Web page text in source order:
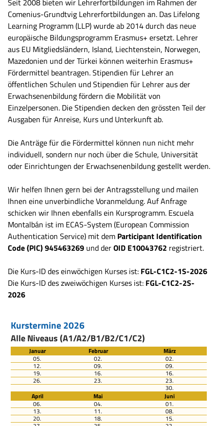
Comenius-Grundtvig Lehrerfortbildungen an. Das Lifelong
Learning Programm (LLP) wurde ab 2014 durch das neue
europäische Bildungsprogramm Erasmus+ ersetzt. Lehrer
aus EU Mitgliedsländern, Island, Liechtenstein, Norwegen,
Mazedonien und der Türkei können weiterhin Erasmus+
Fördermittel beantragen. Stipendien für Lehrer an
öffentlichen Schulen und Stipendien für Lehrer aus der
Erwachsenenbildung fördern die Mobilität von
Einzelpersonen. Die Stipendien decken den grössten Teil der
Ausgaben für Anreise, Kurs und Unterkunft ab.
Die Anträge für die Fördermittel können nun nicht mehr
individuell, sondern nur noch über die Schule, Universität
oder Einrichtungen der Erwachsenenbildung gestellt werden.
Wir helfen Ihnen gern bei der Antragsstellung und mailen
Ihnen eine unverbindliche Voranmeldung. Auf Anfrage
schicken wir Ihnen ebenfalls ein Kursprogramm. Escuela
Montalbán ist im ECAS-System (European Commission
Authentication Service) mit dem Participant Identification
Code (PIC) 945463269 und derOID E10043762 registriert.
Die Kurs-ID des einwöchigen Kurses ist: FGL-C1C2-1S-2026
Die Kurs-ID des zweiwöchigen Kurses ist: FGL-C1C2-2S-
2026
Kurstermine 2026
Alle Niveaus (A1/A2/B1/B2/C1/C2)
Januar Februar
März
05.
02. 02.
12. 09. 09.
19. 16. 16.
26. 23. 23.
30.
April
Mai
Juni
06.
04. 01.
13. 11. 08.
20. 18. 15.